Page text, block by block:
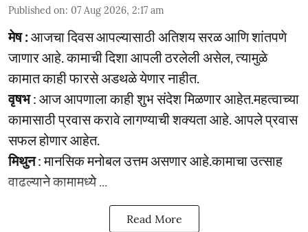
Published on: 07 Aug 2026, 2:17 am
मेष :आजचा दिवस आपल्यासाठी अतिशय सरळ आणि शांतपणे
जाणार आहे. कामाची दिशा आपली ठरलेली असेल, त्यामुळे
कामात काही फारसे अडथळे येणार नाहीत.
वृषभ: आज आपणाला काही शुभ संदेश मिळणार आहेत.महत्वाच्या
कामासाठी प्रवास करावे लागण्याची शक्यता आहे. आपले प्रवास
सफल होणार आहेत.
मिथुन: मानसिक मनोबल उत्तम असणार आहे.कामाचा उत्साह
वाढल्याने कामामध्ये ...
Read More